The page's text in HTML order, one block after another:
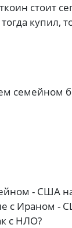
стоит
семейном
- США
с Ираном
с НЛО?